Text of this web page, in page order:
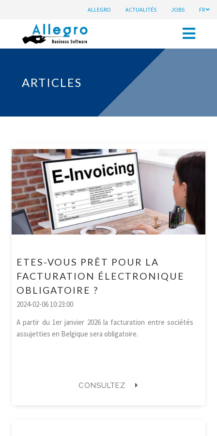
ALLEGRO ACTUALITÉS JOBS FR
ARTICLES
ETES-VOUS PRÊT POUR LA
FACTURATION ÉLECTRONIQUE
OBLIGATOIRE ?
2024-02-06 10:23:00
A partir du 1er janvier 2026 la facturation entre sociétés
assujetties en Belgique sera obligatoire.
CONSULTEZ